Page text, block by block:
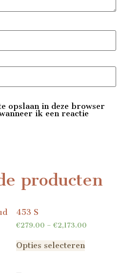
opslaan in deze browser
ik een reactie
producten
453 S
€279.00 – €2,173.00
Opties selecteren